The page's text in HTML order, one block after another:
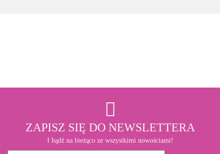
ZAPISZ SIĘ DO NEWSLETTERA
I bądź na bieżąco ze wszystkimi nowościami!